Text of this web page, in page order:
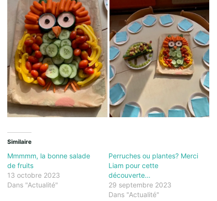
Similaire
Mmmmm, la bonne salade
de fruits
13 octobre 2023
Dans "Actualité"
Perruches ou plantes? Merci
Liam pour cette
découverte…
29 septembre 2023
Dans "Actualité"